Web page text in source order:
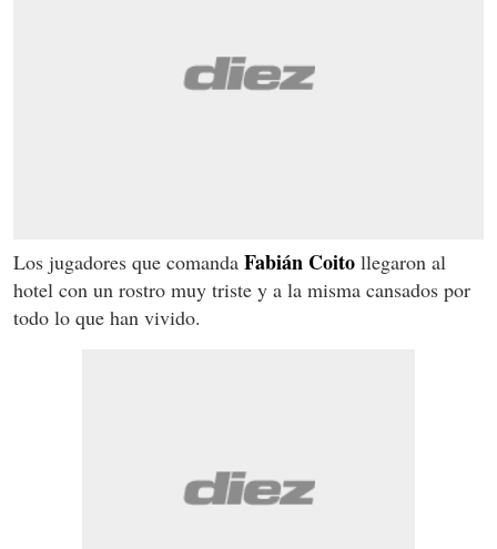
Los jugadores que comanda Fabián Coito llegaron al
hotel con un rostro muy triste y a la misma cansados por
todo lo que han vivido.